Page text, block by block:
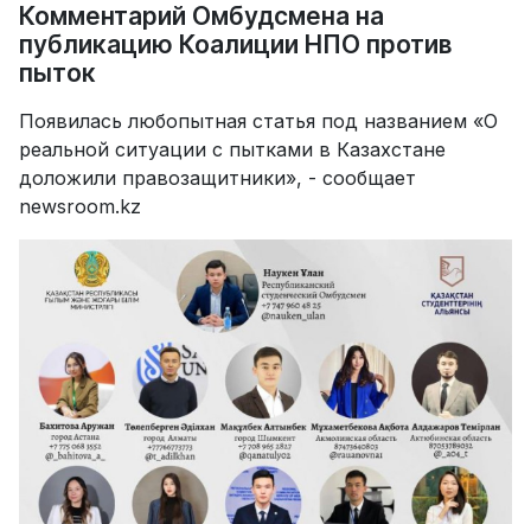
Комментарий Омбудсмена на
публикацию Коалиции НПО против
пыток
Появилась любопытная статья под названием «О
реальной ситуации с пытками в Казахстане
доложили правозащитники», - сообщает
newsroom.kz